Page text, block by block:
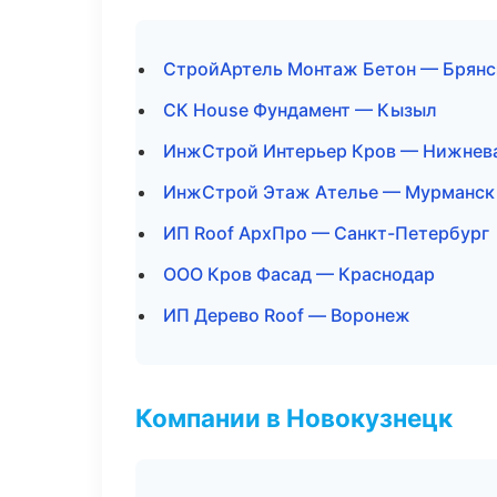
СтройАртель Монтаж Бетон —
СК House Фундамент — Кызыл
ИнжСтрой Интерьер Кров —
ИнжСтрой Этаж Ателье — Мурманск
ИП Roof АрхПро — Санкт-Петербург
ООО Кров Фасад — Краснодар
ИП Дерево Roof — Воронеж
Компании в Новокузнецк